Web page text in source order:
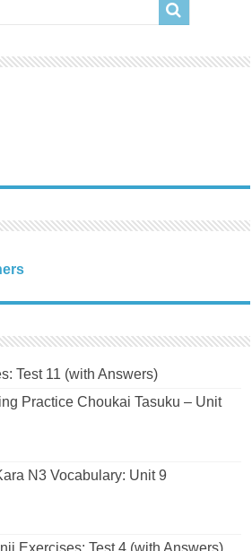
Test 11 (with Answers)
Practice Choukai Tasuku – Unit
N3 Vocabulary: Unit 9
Exercises: Test 4 (with Answers)